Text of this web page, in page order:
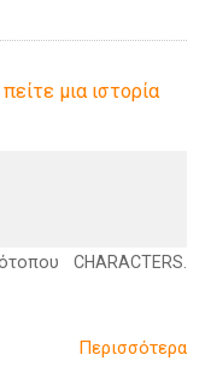
μια ιστορία
CHARACTERS.
Περισσότερα